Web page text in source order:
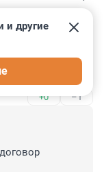
все снести
+0 –1
и другие